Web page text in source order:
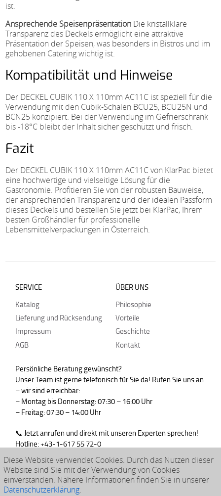
ist.
Ansprechende Speisenpräsentation Die kristallklare
Transparenz des Deckels ermöglicht eine attraktive
Präsentation der Speisen, was besonders in Bistros und im
gehobenen Catering wichtig ist.
Kompatibilität und Hinweise
Der DECKEL CUBIK 110 X 110mm AC11C ist speziell für die
Verwendung mit den Cubik-Schalen BCU25, BCU25N und
BCN25 konzipiert. Bei der Verwendung im Gefrierschrank
bis -18°C bleibt der Inhalt sicher geschützt und frisch.
Fazit
Der DECKEL CUBIK 110 X 110mm AC11C von KlarPac bietet
eine hochwertige und vielseitige Lösung für die
Gastronomie. Profitieren Sie von der robusten Bauweise,
der ansprechenden Transparenz und der idealen Passform
dieses Deckels und bestellen Sie jetzt bei KlarPac, Ihrem
besten Großhändler für professionelle
Lebensmittelverpackungen in Österreich.
SERVICE
Katalog
Lieferung und Rücksendung
Impressum
AGB
ÜBER UNS
Philosophie
Vorteile
Geschichte
Kontakt
Persönliche Beratung gewünscht?
Unser Team ist gerne telefonisch für Sie da! Rufen Sie uns an
– wir sind erreichbar:
– Montag bis Donnerstag: 07:30 – 16:00 Uhr
– Freitag: 07:30 – 14:00 Uhr
📞 Jetzt anrufen und direkt mit unseren Experten sprechen!
Hotline: +43-1-617 55 72-0
Diese Website verwendet Cookies. Durch das Nutzen dieser
Website sind Sie mit der Verwendung von Cookies
einverstanden. Nähere Informationen finden Sie in unserer
Datenschutzerklärung.